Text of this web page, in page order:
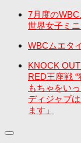
7月度の
世界女子ミ
WBCムエタ
KNOCK
RED王座戦
もちゃをい
ディジャブ
ます」